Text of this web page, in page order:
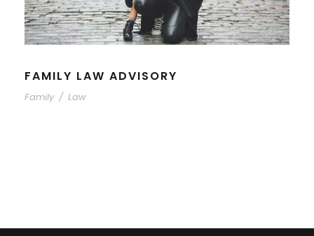
FAMILY LAW ADVISORY
Family / Law